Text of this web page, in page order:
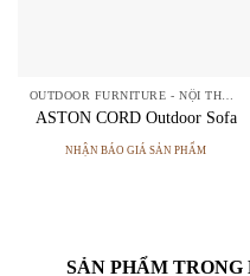
OUTDOOR FURNITURE - NỘI THẤT NGOÀI TRỜI
ASTON CORD Outdoor Sofa
NHẬN BÁO GIÁ SẢN PHẨM
SẢN PHẨM